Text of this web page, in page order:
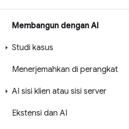
Membangun dengan AI
Studi kasus
Menerjemahkan di perangkat
AI sisi klien atau sisi server
Ekstensi dan AI